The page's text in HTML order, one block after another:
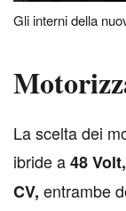
Gli interni della
La scelta dei
ibride a48 Volt,
CV, entrambe